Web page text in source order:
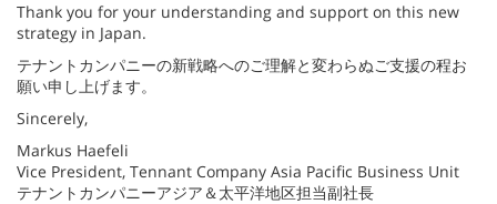
Thank you for your understanding and support on this new
strategy in Japan.
テナントカンパニーの新戦略へのご理解と変わらぬご支援の程お
願い申し上げます。
Sincerely,
Markus Haefeli
Vice President, Tennant Company Asia Pacific Business Unit
テナントカンパニーアジア＆太平洋地区担当副社長